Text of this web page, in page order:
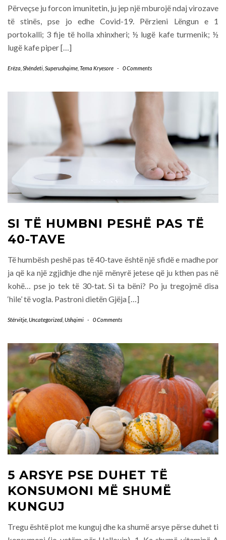
Përveçse ju forcon imunitetin, ju jep një mburojë ndaj virozave
të stinës, pse jo edhe Covid-19. Përzieni Lëngun e 1
portokalli; 3 fije të holla xhinxheri; ½ lugë kafe turmenik; ½
lugë kafe piper […]
Erëza Shëndeti Superushqime Tema Kryesore - 0 Comments
SI TË HUMBNI PESHË PAS TË
40-TAVE
Të humbësh peshë pas të 40-tave është një sfidë e madhe por
ja që ka një zgjidhje dhe një mënyrë jetese që ju kthen pas në
kohë… pse jo tek të 30-tat. Si ta bëni? Po ju tregojmë disa
‘hile’ të vogla. Pastroni dietën Gjëja […]
Stërvitje Uncategorized Ushqimi - 0 Comments
5 ARSYE PSE DUHET TË
KONSUMONI MË SHUMË
KUNGUJ
Tregu është plot me kunguj dhe ka shumë arsye përse duhet ti